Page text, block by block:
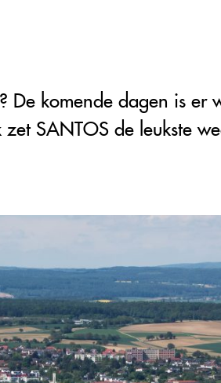
De komende dagen is er
SANTOS de leukste